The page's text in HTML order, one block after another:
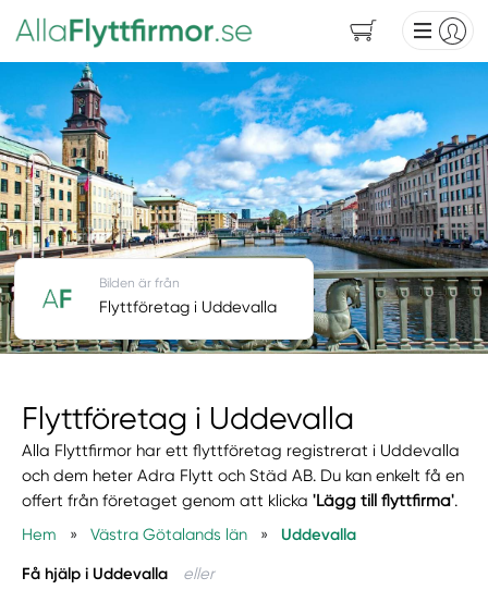
Flyttföretag i Uddevalla
Alla Flyttfirmor har ett flyttföretag registrerat i Uddevalla
och dem heter Adra Flytt och Städ AB. Du kan enkelt få en
offert från företaget genom att klicka'Lägg till flyttfirma'.
Hem
» Västra Götalands län » Uddevalla
Få hjälp i Uddevalla eller
Bilden är från
Flyttföretag i Uddevalla